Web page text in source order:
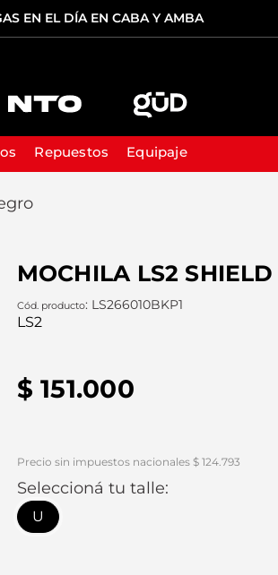
EN EL DÍA EN CABA Y AMBA
Repuestos Equipaje
MOCHILA LS2 SHIELD
: LS266010BKP1
LS2
$ 151.000
Precio sin impuestos nacionales $ 124.793
Seleccioná tu talle:
U
TÉRMINOS MÁS BUSCADOS
casco
3.
5. cosmos